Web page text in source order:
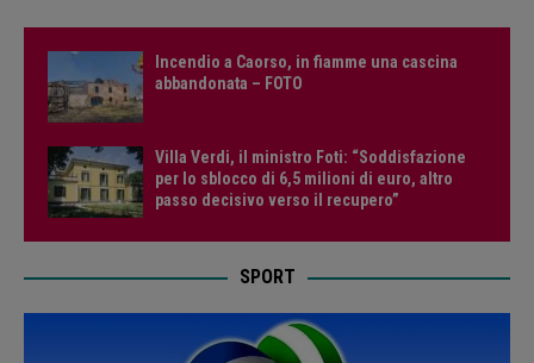
Incendio a Caorso, in fiamme una cascina
abbandonata – FOTO
Villa Verdi, il ministro Foti: “Soddisfazione
per lo sblocco di 6,5 milioni di euro, altro
passo decisivo verso il recupero”
SPORT